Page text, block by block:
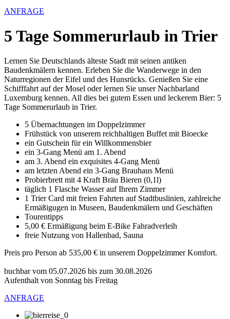
ANFRAGE
5 Tage Sommerurlaub in Trier
Lernen Sie Deutschlands älteste Stadt mit seinen antiken
Baudenkmälern kennen. Erleben Sie die Wanderwege in den
Naturregionen der Eifel und des Hunsrücks. Genießen Sie eine
Schifffahrt auf der Mosel oder lernen Sie unser Nachbarland
Luxemburg kennen. All dies bei gutem Essen und leckerem Bier: 5
Tage Sommerurlaub in Trier.
5 Übernachtungen im Doppelzimmer
Frühstück von unserem reichhaltigen Buffet mit Bioecke
ein Gutschein für ein Willkommensbier
ein 3-Gang Menü am 1. Abend
am 3. Abend ein exquisites 4-Gang Menü
am letzten Abend ein 3-Gang Brauhaus Menü
Probierbrett mit 4 Kraft Bräu Bieren (0,1l)
täglich 1 Flasche Wasser auf Ihrem Zimmer
1 Trier Card mit freien Fahrten auf Stadtbuslinien, zahlreiche
Ermäßigugen in Museen, Baudenkmälern und Geschäften
Tourentipps
5,00 € Ermäßigung beim E-Bike Fahradverleih
freie Nutzung von Hallenbad, Sauna
Preis pro Person ab 535,00 € in unserem Doppelzimmer Komfort.
buchbar vom 05.07.2026 bis zum 30.08.2026
Aufenthalt von Sonntag bis Freitag
ANFRAGE